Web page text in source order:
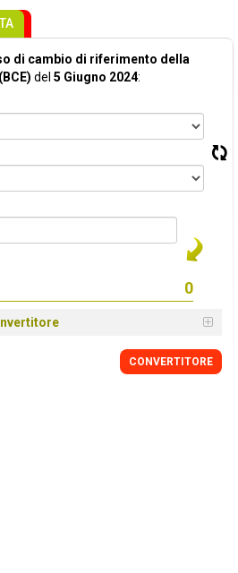
di cambio di riferimento della
del 5 Giugno 2024:
CONVERTITORE